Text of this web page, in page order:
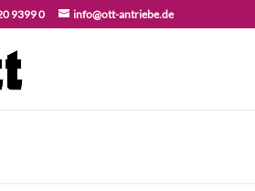
9399 0 info@ott-antriebe.de